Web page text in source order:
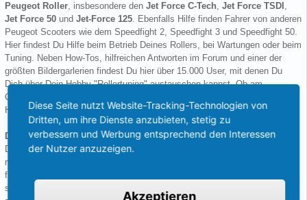
Peugeot Roller, insbesondere den Jet Force C-Tech, Jet Force TSDI ,
Jet Force 50 und Jet-Force 125. Ebenfalls Hilfe finden Fahrer von anderen
Peugeot Scooters wie dem Speedfight 2, Speedfight 3 und Speedfight 50.
Hier findest Du Hilfe beim Betrieb Deines Rollers, bei Wartungen oder beim
Tuning. Neben How-Tos, hilfreichen Antworten im Forum und einer der
größten Bildergarlerien findest Du hier über 15.000 User, mit denen Du
Dich über Dein Hobby "Rollertuning" austauschen kannst. Ob am
Computer, am Tablet oder über die Scootertuning-Smartphone-App.
Herzlich Willkommen!
Dynamik auf der Straße mit dem Peugeot Jetforce
Der Peugeot Jetforce verkörpert die französische Lebensweise in
motorisierter Form. Wendigkeit, Design und Dynamik werden bei dem
französischen Rollerhersteller großgeschrieben. Der Roller überrascht
sowohl mit seinem Design, das eher einem Motorrad gleicht, als auch mit
Diese Seite nutzt Website-Tracking-Technologien von
Dritten, um ihre Dienste anzubieten, stetig zu
verbessern und Werbung entsprechend den Interessen
der Nutzer anzuzeigen.
Akzeptieren